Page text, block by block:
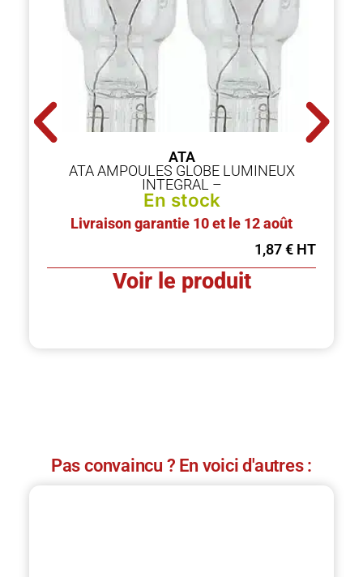
ATA
ATA AMPOULES GLOBE LUMINEUX
INTEGRAL –
En stock
Livraison garantie 10 et le 12 août
1,87€
Voir le produit
Pas convaincu ? En voici d'autres :